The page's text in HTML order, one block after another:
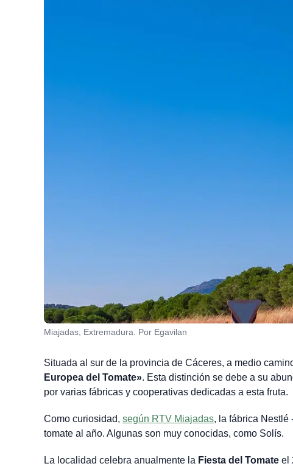
Miajadas, Extremadura. Por Egavilan
Situada al sur de la provincia de Cáceres, a medio
Europea del Tomate». Esta distinción se debe a su
por varias fábricas y cooperativas dedicadas a esta fruta.
Como curiosidad, según RTV Miajadas, la fábrica Nestlé
tomate al año. Algunas son muy conocidas, como Solís.
La localidad celebra anualmente la Fiesta del Tomateel